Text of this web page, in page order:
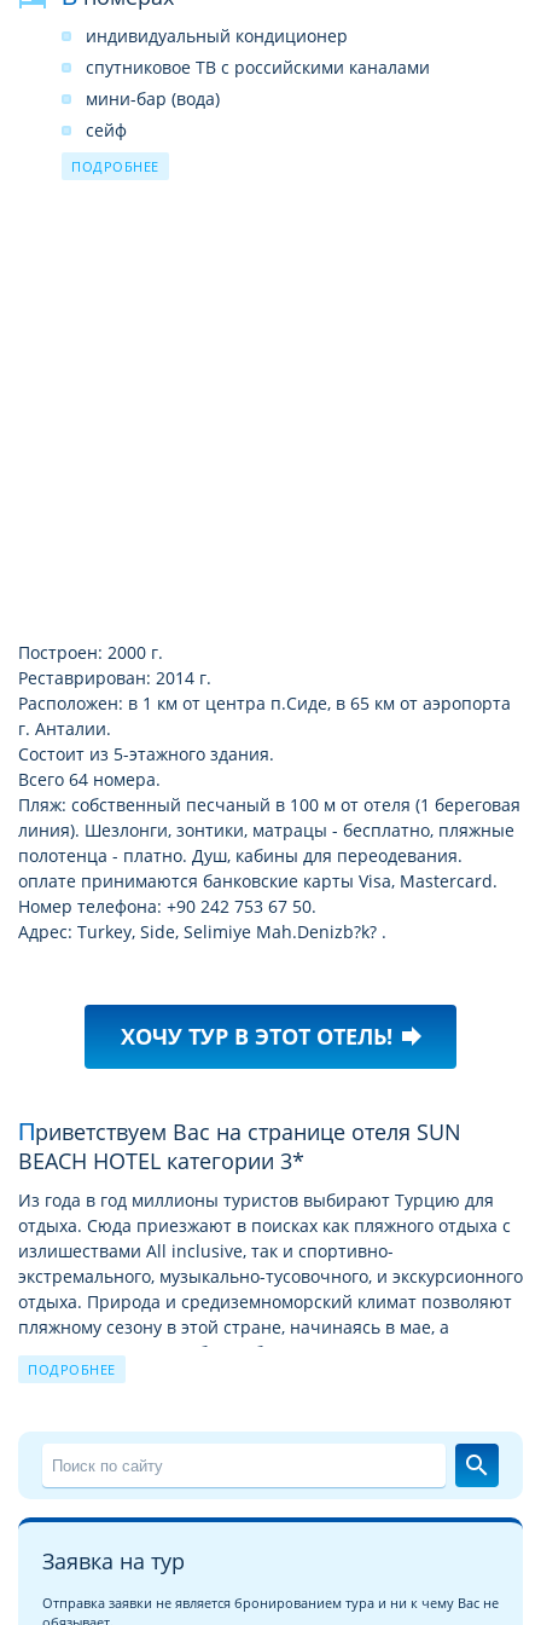
индивидуальный кондиционер
спутниковое ТВ с российскими каналами
мини-бар (вода)
сейф
прямой телефон
ПОДРОБНЕЕ
Построен: 2000 г.
Реставрирован: 2014 г.
Расположен: в 1 км от центра п.Сиде, в 65 км от аэропорта
г. Анталии.
Состоит из 5-этажного здания.
Всего 64 номера.
Пляж: собственный песчаный в 100 м от отеля (1 береговая
линия). Шезлонги, зонтики, матрацы - бесплатно, пляжные
полотенца - платно. Душ, кабины для переодевания.
оплате принимаются банковские карты Visa, Mastercard.
Номер телефона: +90 242 753 67 50.
Адрес: Turkey, Side, Selimiye Mah.Denizb?k? .
ХОЧУ ТУР В ЭТОТ ОТЕЛЬ! forward
Приветствуем Вас на странице отеля SUN
BEACH HOTEL категории 3*
Из года в год миллионы туристов выбирают Турцию для
отдыха. Сюда приезжают в поисках как пляжного отдыха с
излишествами All inclusive, так и спортивно-
экстремального, музыкально-тусовочного, и экскурсионного
отдыха. Природа и средиземноморский климат позволяют
пляжному сезону в этой стране, начинаясь в мае, а
заканчиваться в октябре. А богатая история позволяет
круглый год посещать Турцию с экскурсионными турами
Подробное описание отеля SUN BEACH HOTEL
На этой странице мы хотели бы познакомить Вас с
описанием отеля SUN BEACH HOTEL 3*. Надеемся, что
это знакомство более глубоким и помогут с выбором для
ПОДРОБНЕЕ
search
Заявка на тур
Отправка заявки не является бронированием тура и ни к чему Вас не